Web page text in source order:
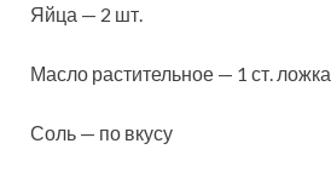
Яйца — 2 шт.
Масло растительное — 1 ст. ложка
Соль — по вкусу